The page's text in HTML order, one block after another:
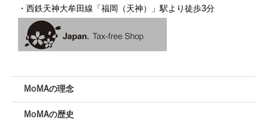
・西鉄天神大牟田線「福岡（天神）」駅より徒歩3分
MoMAの理念
MoMAの歴史